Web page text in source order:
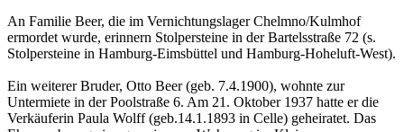
An Familie Beer, die im Vernichtungslager Chelmno/Kulmhof
ermordet wurde, erinnern Stolpersteine in der Bartelsstraße 72 (s.
Stolpersteine in Hamburg-Eimsbüttel und Hamburg-Hoheluft-West).
Ein weiterer Bruder, Otto Beer (geb. 7.4.1900), wohnte zur
Untermiete in der Poolstraße 6. Am 21. Oktober 1937 hatte er die
Verkäuferin Paula Wolff (geb.14.1.1893 in Celle) geheiratet. Das